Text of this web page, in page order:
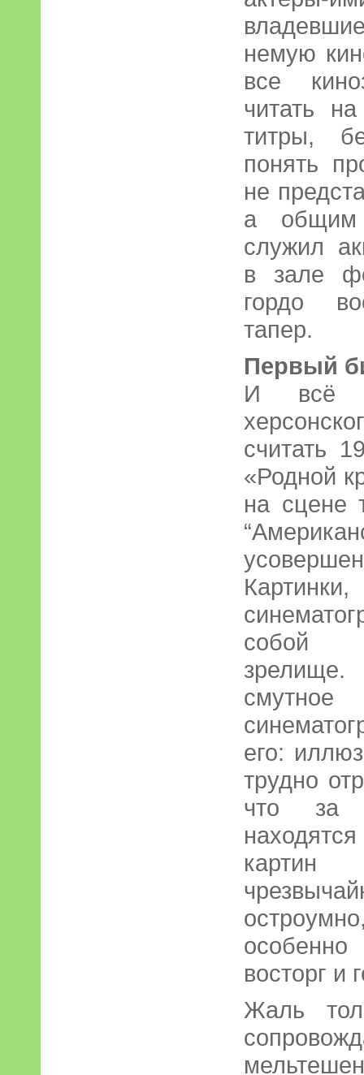
немую
все
читать
титры,
понять
не
а
служил
в зале
гордо
тапер.
Первый
И всё
считать
«Родной
на сцене
собой
его:
трудно
что за
особенно
восторг и
Жаль